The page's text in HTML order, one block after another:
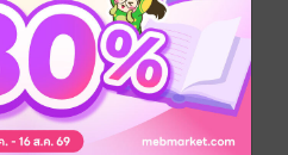
น วันอาทิตย์ที่ 23 มิถุนายน
pdf